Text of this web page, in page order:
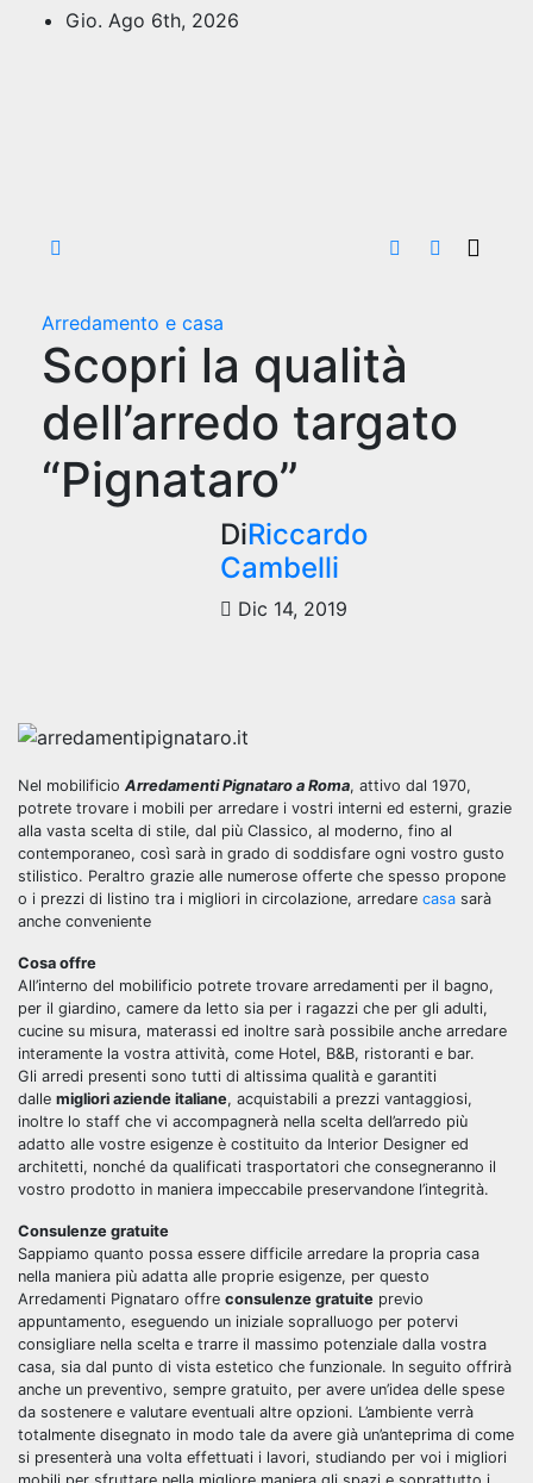
Gio. Ago 6th, 2026
Arredamento e casa
Scopri la qualità
dell’arredo targato
“Pignataro”
DiRiccardo
Cambelli
Dic 14, 2019
Nel mobilificio Arredamenti Pignataro a Roma, attivo dal 1970,
potrete trovare i mobili per arredare i vostri interni ed esterni, grazie
alla vasta scelta di stile, dal più Classico, al moderno, fino al
contemporaneo, così sarà in grado di soddisfare ogni vostro gusto
stilistico. Peraltro grazie alle numerose offerte che spesso propone
o i prezzi di listino tra i migliori in circolazione, arredare casa sarà
anche conveniente
Cosa offre
All’interno del mobilificio potrete trovare arredamenti per il bagno,
per il giardino, camere da letto sia per i ragazzi che per gli adulti,
cucine su misura, materassi ed inoltre sarà possibile anche arredare
interamente la vostra attività, come Hotel, B&B, ristoranti e bar.
Gli arredi presenti sono tutti di altissima qualità e garantiti
dalle migliori aziende italiane, acquistabili a prezzi vantaggiosi,
inoltre lo staff che vi accompagnerà nella scelta dell’arredo più
adatto alle vostre esigenze è costituito da Interior Designer ed
architetti, nonché da qualificati trasportatori che consegneranno il
vostro prodotto in maniera impeccabile preservandone l’integrità.
Consulenze gratuite
Sappiamo quanto possa essere difficile arredare la propria casa
nella maniera più adatta alle proprie esigenze, per questo
Arredamenti Pignataro offre consulenze gratuite previo
appuntamento, eseguendo un iniziale sopralluogo per potervi
consigliare nella scelta e trarre il massimo potenziale dalla vostra
casa, sia dal punto di vista estetico che funzionale. In seguito offrirà
anche un preventivo, sempre gratuito, per avere un’idea delle spese
da sostenere e valutare eventuali altre opzioni. L’ambiente verrà
totalmente disegnato in modo tale da avere già un’anteprima di come
si presenterà una volta effettuati i lavori, studiando per voi i migliori